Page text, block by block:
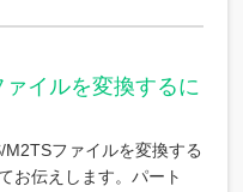
イルを変換するに
ファイルを変換する
お伝えします。パート